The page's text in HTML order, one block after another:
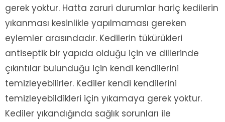
gerek yoktur. Hatta zaruri durumlar hariç kedilerin
yıkanması kesinlikle yapılmaması gereken
eylemler arasındadır. Kedilerin tükürükleri
antiseptik bir yapıda olduğu için ve dillerinde
çıkıntılar bulunduğu için kendi kendilerini
temizleyebilirler. Kediler kendi kendilerini
temizleyebildikleri için yıkamaya gerek yoktur.
Kediler yıkandığında sağlık sorunları ile